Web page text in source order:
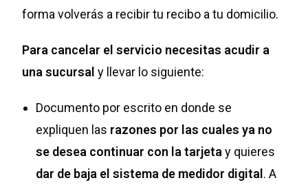
forma volverás a recibir tu recibo a tu domicilio.
Para cancelar el servicio necesitas acudir a
una sucursal y llevar lo siguiente:
Documento por escrito en donde se
expliquen las razones por las cuales ya no
se desea continuar con la tarjeta y quieres
dar de baja el sistema de medidor digital. A